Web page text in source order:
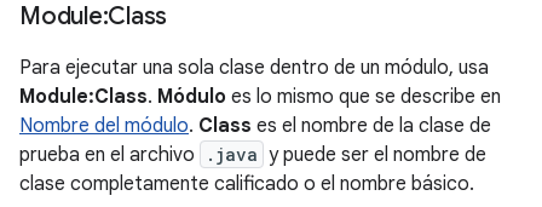
Module:Class
Para ejecutar una sola clase dentro de un módulo, usa
Module:Class. Módulo es lo mismo que se describe en
Nombre del módulo. Class es el nombre de la clase de
prueba en el archivo
.java y puede ser el nombre de
clase completamente calificado o el nombre básico.